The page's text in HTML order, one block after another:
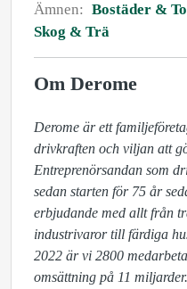
Ämnen: Bostäder &
Skog & Trä
Om Derome
Derome är ett
drivkraften och viljan att
Entreprenörsandan som
sedan starten för 75 år
erbjudande med allt från
industrivaror till färdiga
2022 är vi 2800
omsättning på 11 miljarder.